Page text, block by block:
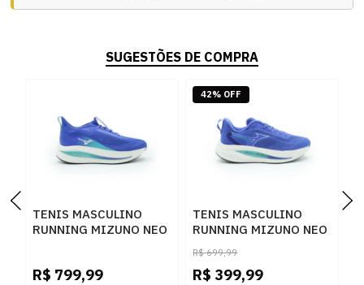
SUGESTÕES DE COMPRA
TENIS MASCULINO
RUNNING MIZUNO NEO
R$ 799,99
TENIS MASCULINO
RUNNING MIZUNO NEO
VORTEX 101141141
ROYAL
R$ 699,99
R$ 399,99
42% OFF